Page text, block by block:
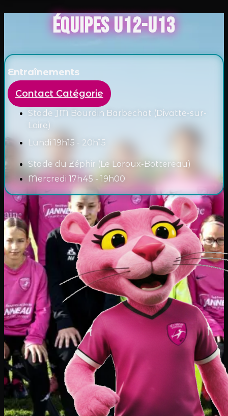
ÉQUIPES U12-U13
Entraînements
Contact Catégorie
Stade JM Bourdin Barbechat (Divatte-sur-
Loire)
Lundi 19h15 - 20h15
Stade du Zéphir (Le Loroux-Bottereau)
Mercredi 17h45 - 19h00